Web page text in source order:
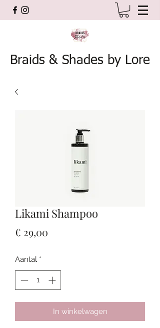
Braids & Shades by Lore
Likami Shampoo
€ 29,00
Aantal *
In winkelwagen